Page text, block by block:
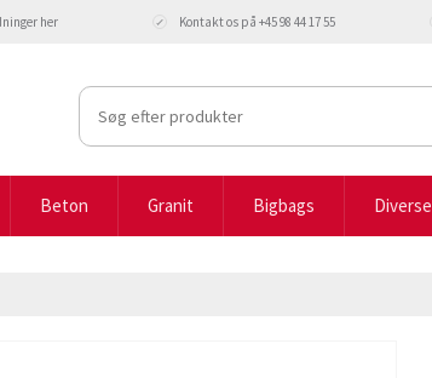
her Kontakt os på +45 98 44 17 55
Beton Granit Bigbags Diverse